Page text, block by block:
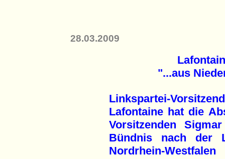
28.03.2009
"...aus
Linkspartei-
Lafontaine hat die
Vorsitzenden
Bündnis nach der
Nordrhein-